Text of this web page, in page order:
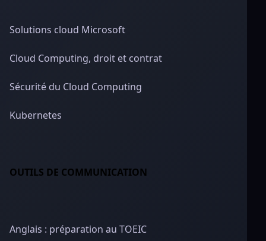
Solutions cloud Microsoft
Cloud Computing, droit et contrat
Sécurité du Cloud Computing
Kubernetes
OUTILS DE COMMUNICATION
Anglais : préparation au TOEIC